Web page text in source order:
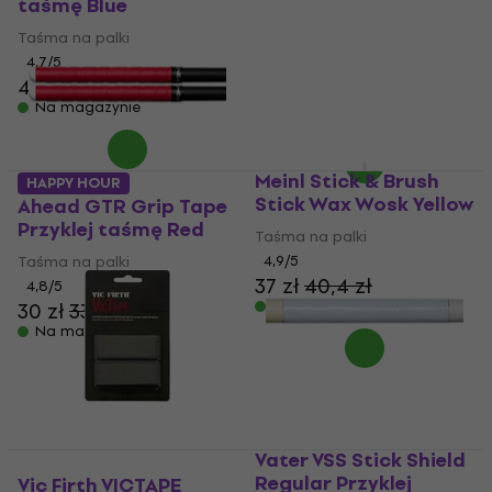
Taśma na palki
4,7/5
46,9 zł
Na magazynie
Ahead GTR Grip Tape
Przyklej taśmę Red
Taśma na palki
4,8/5
30 zł33,69 zł
Na magazynie
Meinl Stick & Brush
Stick Wax Wosk Yellow
Taśma na palki
4,9/5
37 zł40,4 zł
HAPPY HOUR
Vater VSS Stick Shield
Regular Przyklej